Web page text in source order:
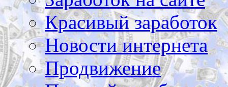
Красивый заработок
Новости интернета
Продвижение